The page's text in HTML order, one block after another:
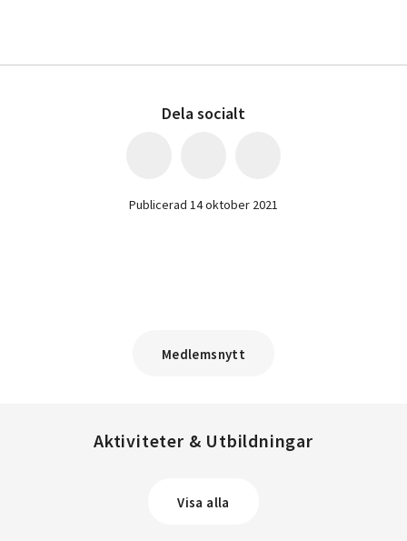
Dela socialt
Publicerad 14 oktober 2021
Medlemsnytt
Aktiviteter & Utbildningar
Visa alla